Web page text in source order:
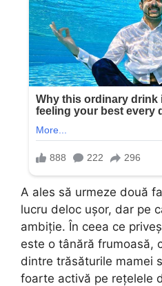
A ales să urmeze două
lucru deloc ușor, dar pe
ambiție. În ceea ce
este o tânără frumoasă,
dintre trăsăturile mamei
foarte activă pe rețelele